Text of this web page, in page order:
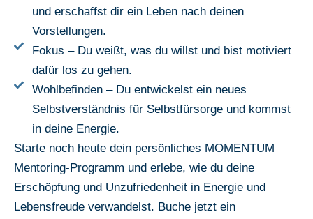
und erschaffst dir ein Leben nach deinen
Vorstellungen.
Fokus – Du weißt, was du willst und bist motiviert
dafür los zu gehen.
Wohlbefinden – Du entwickelst ein neues
Selbstverständnis für Selbstfürsorge und kommst
in deine Energie.
Starte noch heute dein persönliches MOMENTUM
Mentoring-Programm und erlebe, wie du deine
Erschöpfung und Unzufriedenheit in Energie und
Lebensfreude verwandelst. Buche jetzt ein